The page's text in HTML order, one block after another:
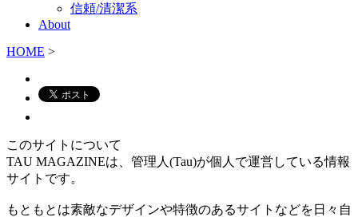
信頼/清潔系
About
HOME >
このサイトについて
TAU MAGAZINEは、管理人(Tau)が個人で運営している情報
サイトです。
もともとは素敵なデザインや特徴のあるサイトなどを日々自